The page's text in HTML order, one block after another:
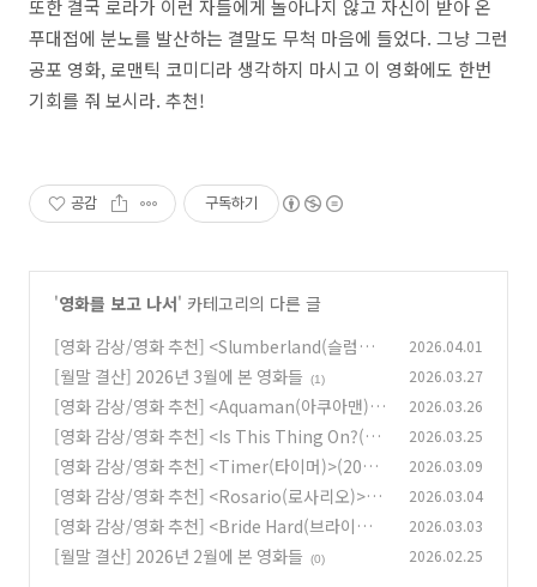
또한 결국 로라가 이런 자들에게 놀아나지 않고 자신이 받아 온
푸대접에 분노를 발산하는 결말도 무척 마음에 들었다. 그냥 그런
공포 영화, 로맨틱 코미디라 생각하지 마시고 이 영화에도 한번
기회를 줘 보시라. 추천!
공감 구독하기
'영화를 보고 나서' 카테고리의 다른 글
[영화 감상/영화 추천] <Slumberland(슬럼버
랜드)>(2022) (0)
2026.04.01
[월말 결산] 2026년 3월에 본 영화들 (1) 2026.03.27
[영화 감상/영화 추천] <Aquaman(아쿠아맨)>
(2018) (1)
2026.03.26
[영화 감상/영화 추천] <Is This Thing On?(이
즈 디스 씽 온?)>(2025) (1)
2026.03.25
[영화 감상/영화 추천] <Timer(타이머)>(2009)
(1)
2026.03.09
[영화 감상/영화 추천] <Rosario(로사리오)>(2
025) (0)
2026.03.04
[영화 감상/영화 추천] <Bride Hard(브라이드
하드)>(2025) (0)
2026.03.03
[월말 결산] 2026년 2월에 본 영화들 (0) 2026.02.25